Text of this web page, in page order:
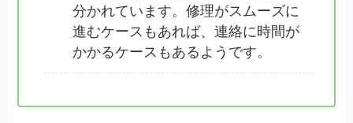
分かれています。修理がスムーズに
進むケースもあれば、連絡に時間が
かかるケースもあるようです。